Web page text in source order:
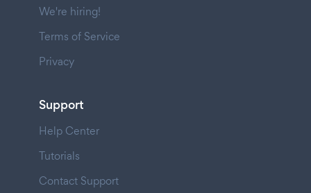
We're hiring!
Terms of Service
Privacy
Support
Help Center
Tutorials
Contact Support